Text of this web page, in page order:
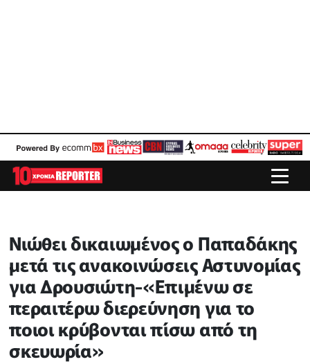
Νιώθει δικαιωμένος ο Παπαδάκης
μετά τις ανακοινώσεις Αστυνομίας
για Δρουσιώτη-«Επιμένω σε
περαιτέρω διερεύνηση για το
ποιοι κρύβονται πίσω από τη
σκευωρία»